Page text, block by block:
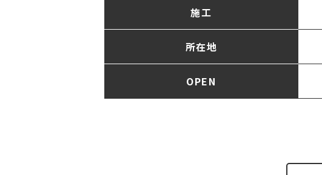
施工
所在地
OPEN